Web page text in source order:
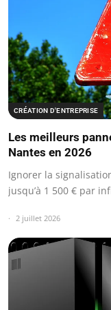
CRÉATION D'ENTREPRISE
Les meilleurs
Nantes en 2026
Ignorer la
jusqu’à 1 500 € par
2 juillet 2026